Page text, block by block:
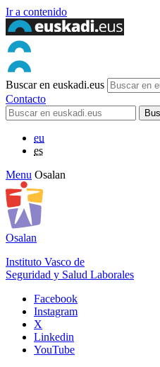
Ir a contenido
Buscar en euskadi.eus
Contacto
eu
es
Menu Osalan
Osalan
Instituto Vasco de
Seguridad y Salud Laborales
Facebook
Instagram
X
Linkedin
YouTube